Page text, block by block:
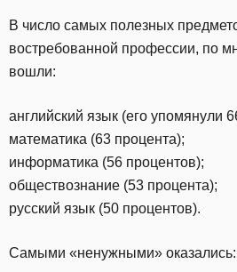
В число самых полезных
востребованной профессии, по
вошли:
английский язык (его упомянули
математика (63 процента);
информатика (56 процентов);
обществознание (53 процента);
русский язык (50 процентов).
Самыми «ненужными» оказались: